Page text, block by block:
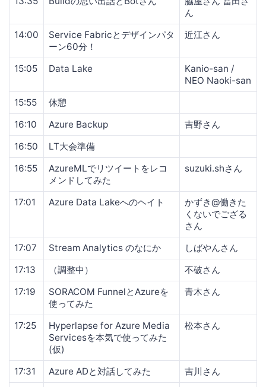
ん
14:00
Service Fabricとデザインパタ
ーン60分！
近江さん
15:05 Data Lake
Kanio-san /
NEO Naoki-san
15:55
休憩
16:10
Azure Backup
吉野さん
16:50
LT大会準備
16:55
AzureMLでリツイートをレコ
メンドしてみた
suzuki.shさん
17:01 Azure Data Lakeへのヘイト
かずき@働きた
くないでござる
さん
17:07
Stream Analytics のなにか
しばやんさん
17:13
（調整中）
不破さん
17:19
SORACOM FunnelとAzureを
使ってみた
青木さん
17:25
Hyperlapse for Azure Media
Servicesを本気で使ってみた
(仮)
松本さん
17:31 Azure ADと対話してみた
吉川さん